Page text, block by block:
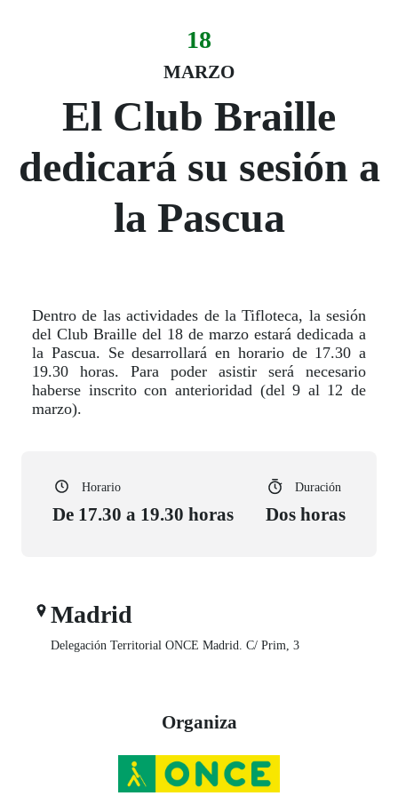
Fecha del evento
18
MARZO
18 marzo
El Club Braille
dedicará su sesión a
la Pascua
Dentro de las actividades de la Tifloteca, la sesión
del Club Braille del 18 de marzo estará dedicada a
la Pascua. Se desarrollará en horario de 17.30 a
19.30 horas. Para poder asistir será necesario
haberse inscrito con anterioridad (del 9 al 12 de
marzo).
Horario
De 17.30 a 19.30 horas
Duración
Dos horas
Madrid
Delegación Territorial ONCE Madrid. C/ Prim, 3
Organiza